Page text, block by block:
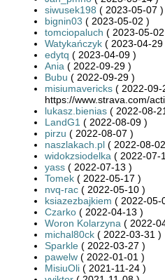
siwusek198 ( 2023-05-07 )
bignin03 ( 2023-05-02 )
tomciopaluch ( 2023-05-
Watykańczyk ( 2023-04-29
edytq ( 2023-04-09 )
Ania ( 2022-09-29 )
Bubu ( 2022-09-29 )
misiumavericks ( 2022-09-
https://www.strava.com/
lukasz.bienias ( 2022-08-
LandG1 ( 2022-08-09 )
pirzu ( 2022-08-07 )
naszlakach.pl ( 2022-08-
widokzsiodelka ( 2022-07-
yass ( 2022-07-13 )
Tomek ( 2022-05-17 )
nvq-rac ( 2022-05-10 )
ksiazezbajkiem ( 2022-05-
Czarko ( 2022-04-13 )
Woron Kolarzyna ( 2022-
michal80ck ( 2022-03-31 )
Sparkle ( 2022-03-27 )
pawelw ( 2022-01-01 )
MisiuOli ( 2021-11-24 )